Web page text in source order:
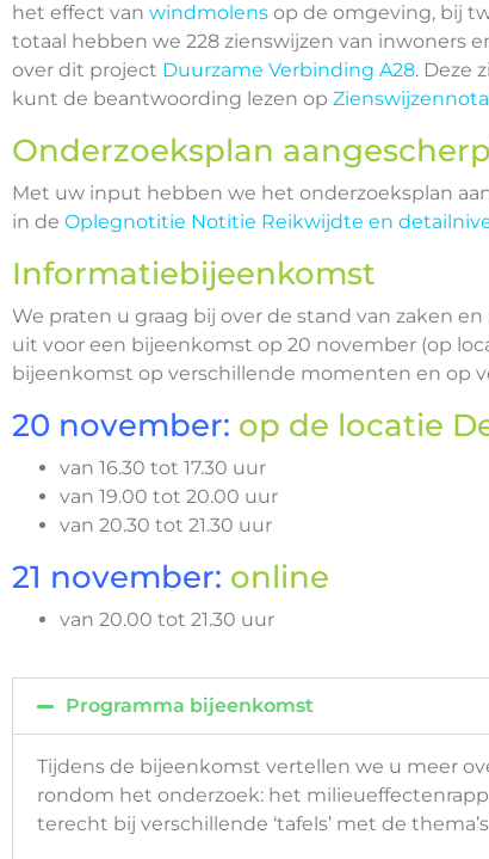
het effect van windmolens op de omgeving, bij
totaal hebben we 228 zienswijzen van inwoners
over dit project Duurzame Verbinding A28. Deze
kunt de beantwoording lezen op
Onderzoeksplan
Met uw input hebben we het onderzoeksplan
in de Oplegnotitie Notitie Reikwijdte en
Informatiebijeenkomst
We praten u graag bij over de stand van zaken
uit voor een bijeenkomst op 20 november (op
bijeenkomst op verschillende momenten en op
20 november: op de locatie
van 16.30 tot 17.30 uur
van 19.00 tot 20.00 uur
van 20.30 tot 21.30 uur
21 november: online
van 20.00 tot 21.30 uur
Programma bijeenkomst
Tijdens de bijeenkomst vertellen we u meer
rondom het onderzoek: het
terecht bij verschillende ‘tafels’ met de